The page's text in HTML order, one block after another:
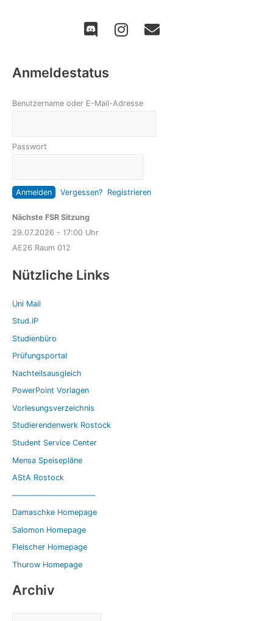
Anmeldestatus
Benutzername oder E-Mail-Adresse
Passwort
Vergessen? Registrieren
Nächste FSR Sitzung
29.07.2026 - 17:00 Uhr
AE26 Raum 012
Nützliche Links
Uni Mail
Stud.IP
Studienbüro
Prüfungsportal
Nachteilsausgleich
PowerPoint Vorlagen
Vorlesungsverzeichnis
Studierendenwerk Rostock
Student Service Center
Mensa Speisepläne
AStA Rostock
——————————–
Damaschke Homepage
Salomon Homepage
Fleischer Homepage
Thurow Homepage
Archiv